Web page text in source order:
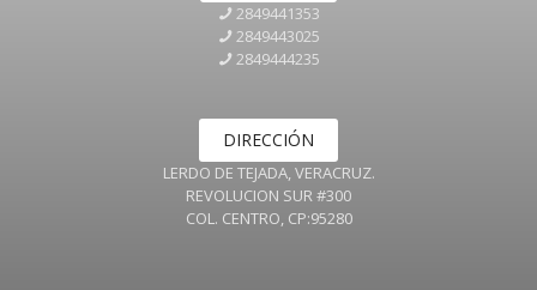
2849441353
2849443025
2849444235
DIRECCIÓN
LERDO DE TEJADA, VERACRUZ.
REVOLUCION SUR #300
COL. CENTRO, CP:95280